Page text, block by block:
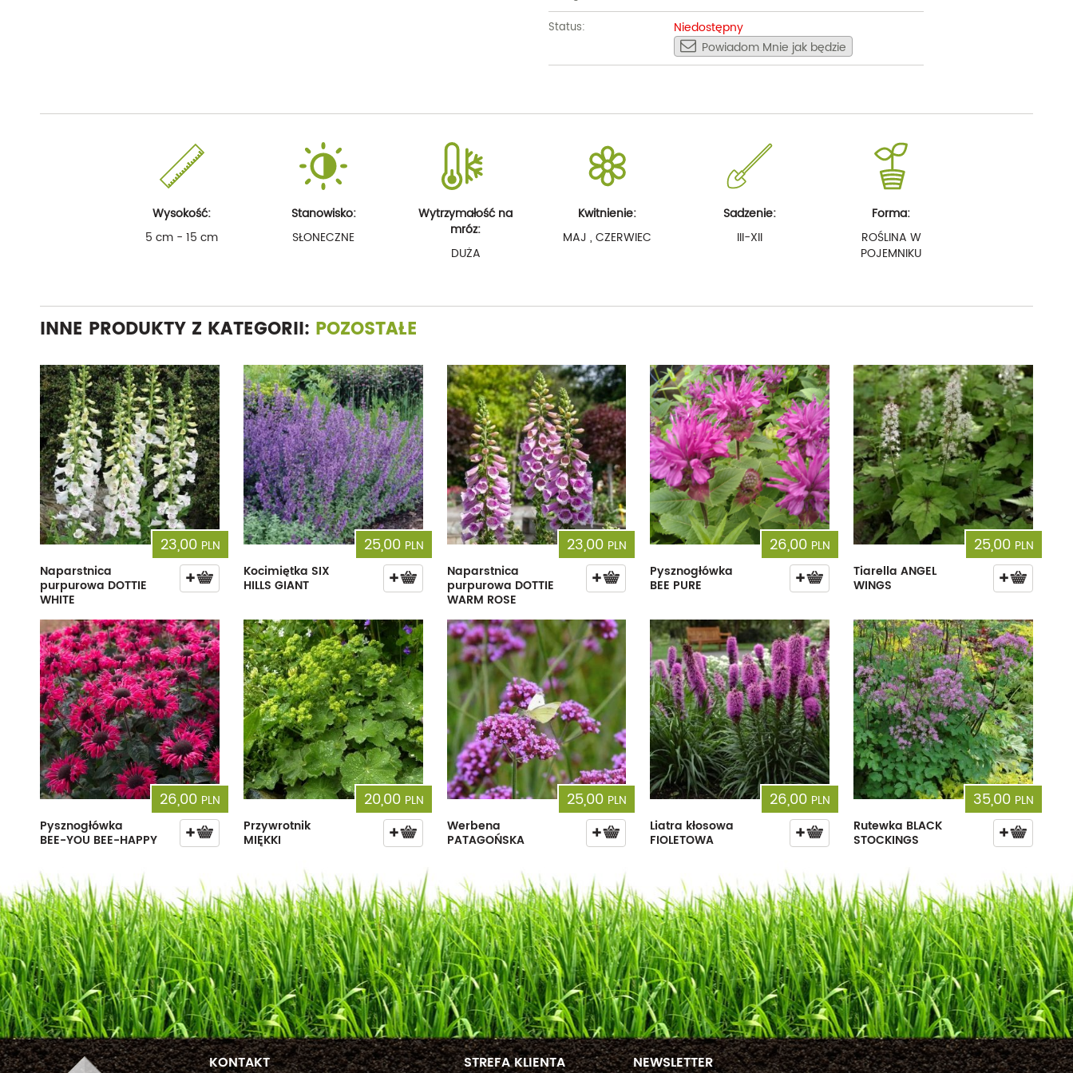
Status:
Niedostępny
Powiadom Mnie jak będzie
Wysokość:
5 cm - 15 cm
Stanowisko:
SŁONECZNE
Wytrzymałość na
mróz:
DUŻA
Kwitnienie:
MAJ , CZERWIEC
Sadzenie:
III-XII
Forma:
ROŚLINA W
POJEMNIKU
INNE PRODUKTY Z KATEGORII: POZOSTAŁE
23,00 PLN
Naparstnica
purpurowa DOTTIE
WHITE
25,00 PLN
Kocimiętka SIX
HILLS GIANT
23,00 PLN
Naparstnica
purpurowa DOTTIE
WARM ROSE
26,00 PLN
Pysznogłówka
BEE PURE
25,00 PLN
Tiarella ANGEL
WINGS
26,00 PLN
Pysznogłówka
BEE-YOU BEE-HAPPY
20,00 PLN
Przywrotnik
MIĘKKI
25,00 PLN
Werbena
PATAGOŃSKA
26,00 PLN
Liatra kłosowa
FIOLETOWA
35,00 PLN
Rutewka BLACK
STOCKINGS
KONTAKT STREFA KLIENTA NEWSLETTER